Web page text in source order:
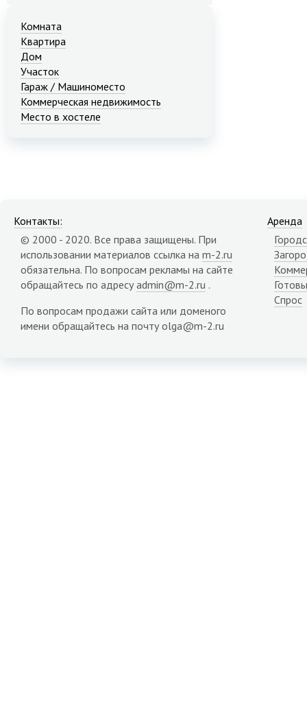
Комната
Квартира
Дом
Участок
Гараж / Машиноместо
Коммерческая недвижимость
Место в хостеле
Контакты:
© 2000 - 2020. Все права защищены. При
использовании материалов ссылка на m-2.ru
обязательна. По вопросам рекламы на сайте
обращайтесь по адресу admin@m-2.ru .
По вопросам продажи сайта или доменого
имени обращайтесь на почту olga@m-2.ru
Аренда
Спрос